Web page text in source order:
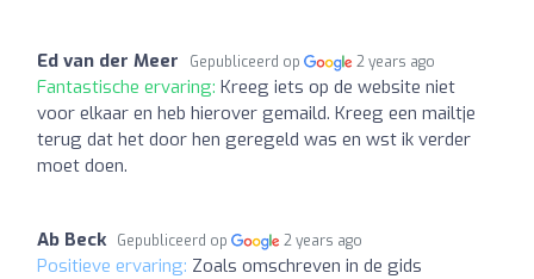
Ed van der Meer Gepubliceerd op 2 years ago
Fantastische ervaring: Kreeg iets op de website niet
voor elkaar en heb hierover gemaild. Kreeg een mailtje
terug dat het door hen geregeld was en wst ik verder
moet doen.
Ab Beck Gepubliceerd op 2 years ago
Positieve ervaring: Zoals omschreven in de gids